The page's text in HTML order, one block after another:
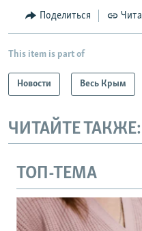
Поделиться
This item is part of
Новости Весь Крым
ЧИТАЙТЕ ТАКЖЕ:
ТОП-ТЕМА